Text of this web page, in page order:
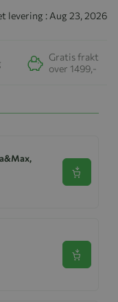
levering : Aug 23, 2026
Gratis frakt
over 1499,-
Se
Se